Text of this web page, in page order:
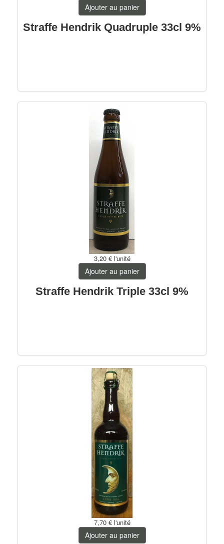
Ajouter au panier
Straffe Hendrik Quadruple 33cl 9%
3,20 € l'unité
Ajouter au panier
Straffe Hendrik Triple 33cl 9%
7,70 € l'unité
Ajouter au panier